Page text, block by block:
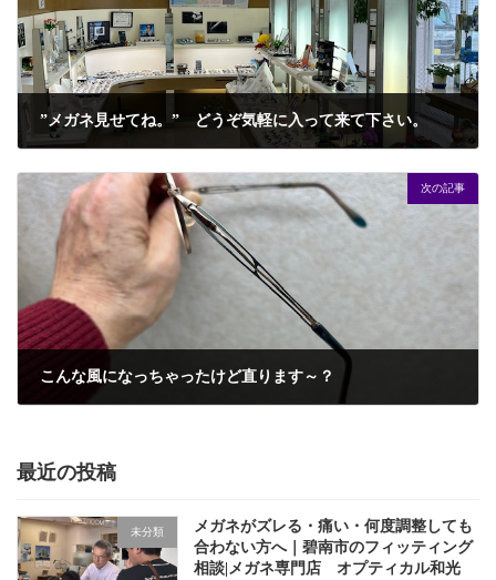
”メガネ見せてね。” どうぞ気軽に入って来て下さい。
次の記事
こんな風になっちゃったけど直ります～？
最近の投稿
未分類
メガネがズレる・痛い・何度調整しても
合わない方へ｜碧南市のフィッティング
相談|メガネ専門店 オプティカル和光